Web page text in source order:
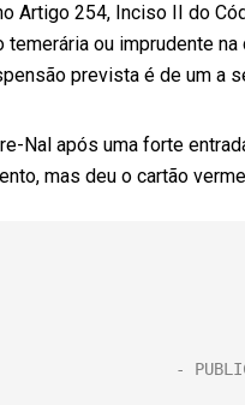
Artigo 254, Inciso II do
temerária ou imprudente
prevista é de um a
Nal após uma forte
mas deu o cartão